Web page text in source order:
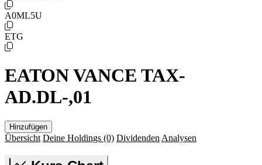
A0ML5U
ETG
EATON VANCE TAX-
AD.DL-,01
Hinzufügen
Übersicht Deine Holdings (0) Dividenden Analysen